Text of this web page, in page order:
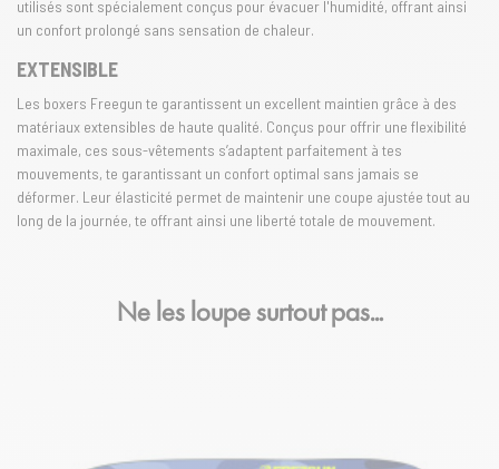
utilisés sont spécialement conçus pour évacuer l'humidité, offrant ainsi
un confort prolongé sans sensation de chaleur.
EXTENSIBLE
Les boxers Freegun te garantissent un excellent maintien grâce à des
matériaux extensibles de haute qualité. Conçus pour offrir une flexibilité
maximale, ces sous-vêtements s’adaptent parfaitement à tes
mouvements, te garantissant un confort optimal sans jamais se
déformer. Leur élasticité permet de maintenir une coupe ajustée tout au
long de la journée, te offrant ainsi une liberté totale de mouvement.
Ne les loupe surtout pas…